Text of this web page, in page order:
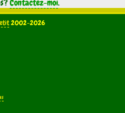
Contactez-moi.
2002-2026